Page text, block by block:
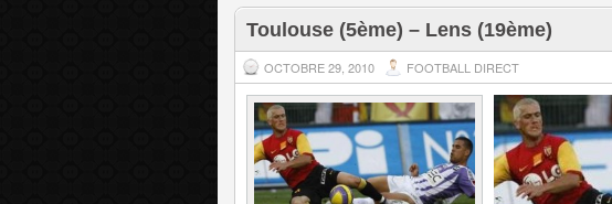
Toulouse (5ème) – Lens (19ème)
OCTOBRE 29, 2010 FOOTBALL DIRECT